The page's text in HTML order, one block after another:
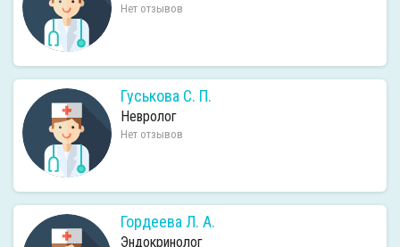
Нет отзывов
Гуськова С. П.
Невролог
Нет отзывов
Гордеева Л. А.
Эндокринолог